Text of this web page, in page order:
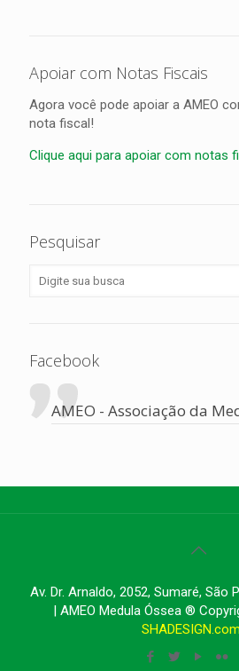
Apoiar com Notas Fiscais
Agora você pode apoiar a AMEO
nota fiscal!
Clique aqui para apoiar com notas
Pesquisar
Facebook
AMEO - Associação da
Av. Dr. Arnaldo, 2052, Sumaré, São
| AMEO Medula Óssea ®